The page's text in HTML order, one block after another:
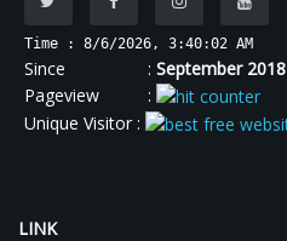
Time : 8/6/2026, 3:40:02 AM
Since : September 2018
Pageview :
Unique Visitor :
LINK